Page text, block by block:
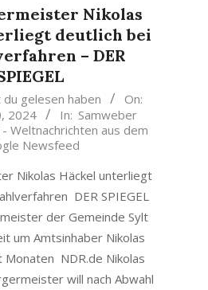
Nikolas
deutlich bei
– DER
gelesen haben
On:
2024
In: Samweber
Weltnachrichten aus dem
Newsfeed
Nikolas Häckel unterliegt
DER SPIEGEL
der Gemeinde Sylt
um Amtsinhaber Nikolas
Monaten NDR.de Nikolas
will nach Abwahl